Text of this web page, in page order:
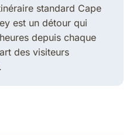
standard Cape
est un détour qui
depuis chaque
des visiteurs